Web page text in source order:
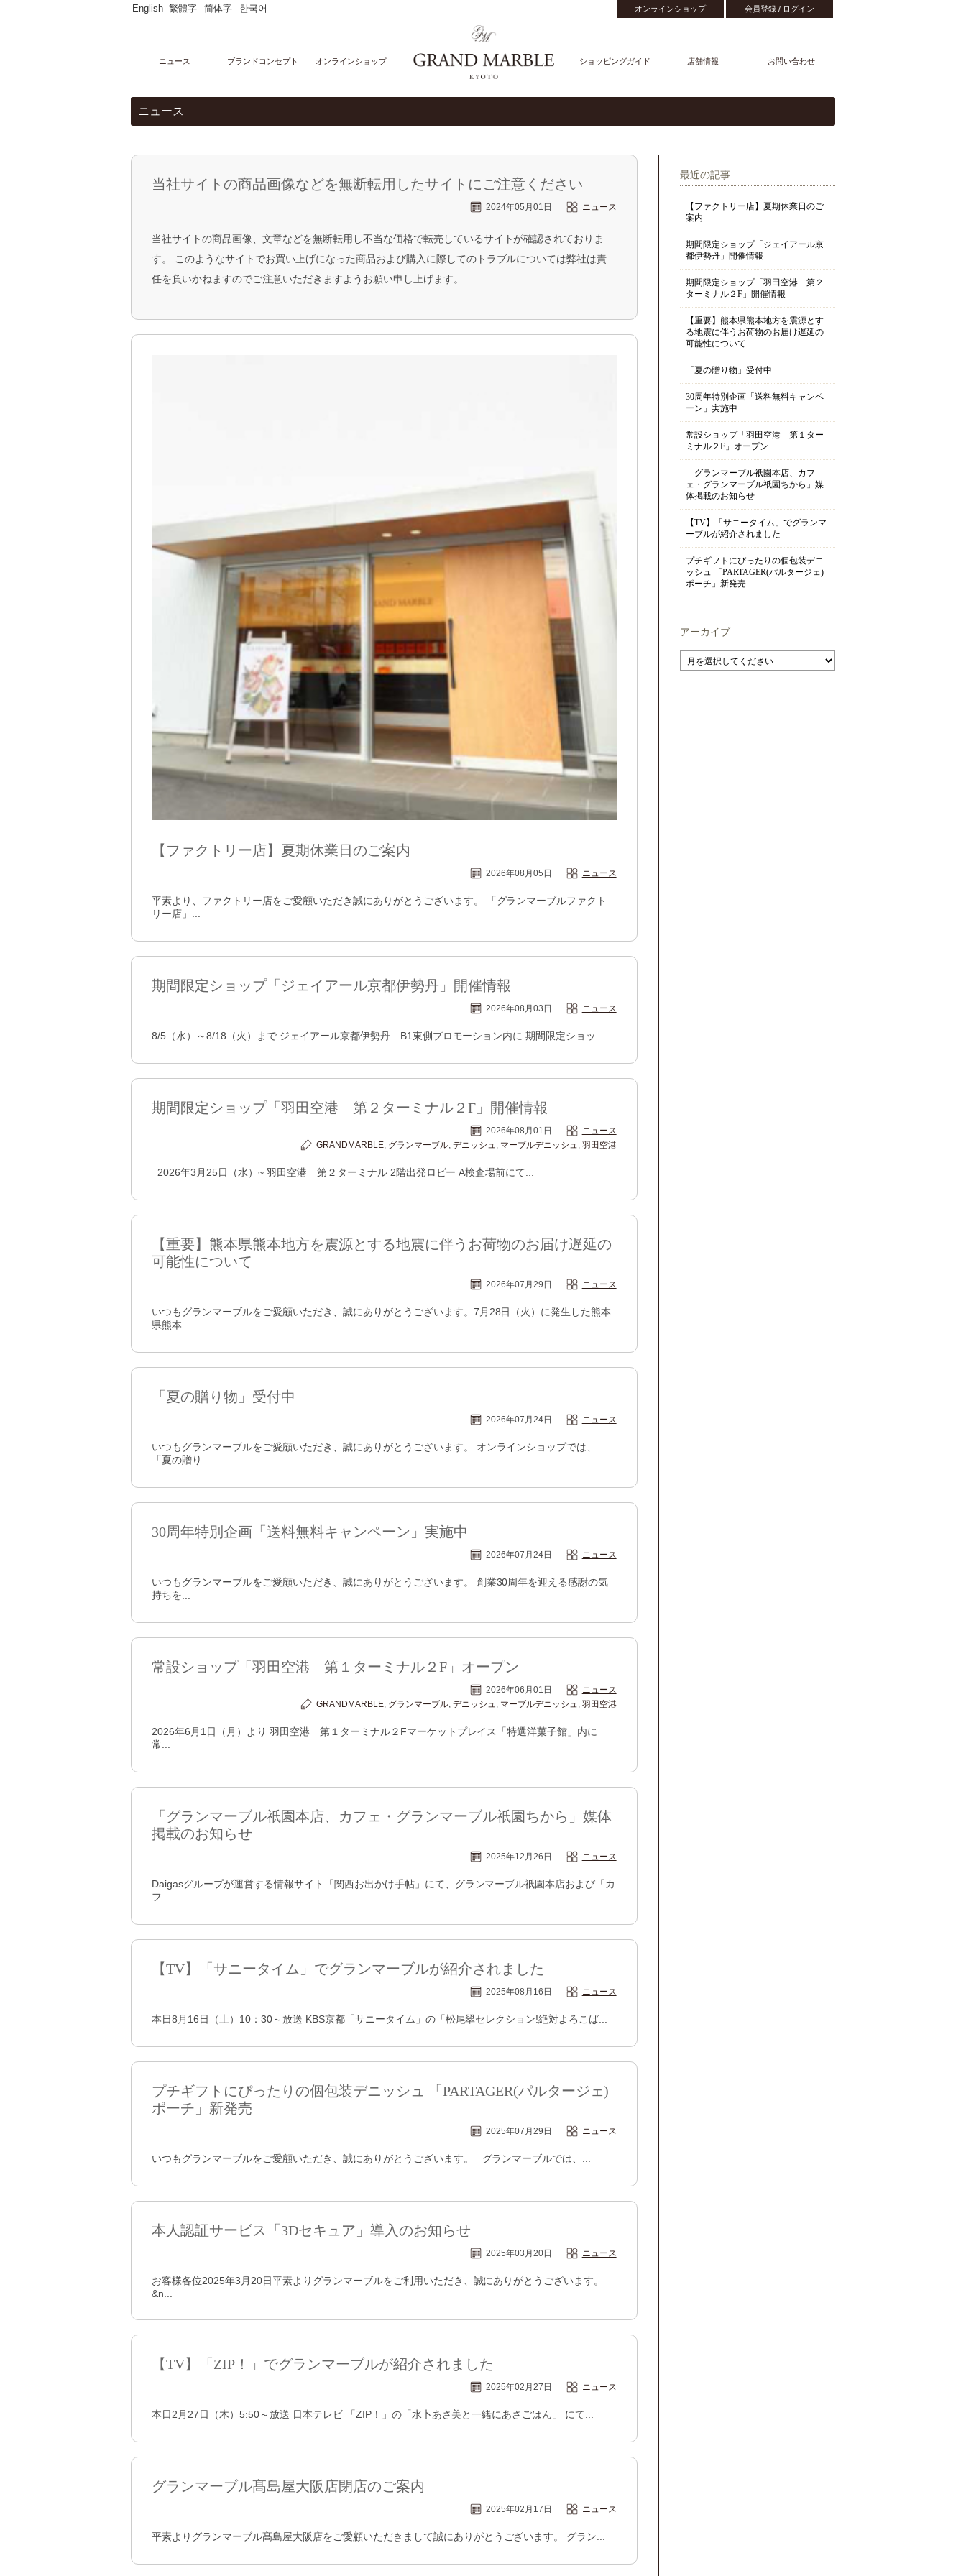
English 繁體字 简体字 한국어 オンラインショップ 会員登録 / ログイン
ニュース ブランドコンセプト オンラインショップ ショッピングガイド 店舗情報 お問い合わせ
オンラインストア
マーブルデニッシュ
マーブルデニッシュ２本３本セット
ギフトセレクション
ブライダルセレクション
ご購入サポート
ショッピングガイド
贈り物豆知識
店舗・ギャラリー
催事カレンダー
直営店のご案内
ニュース
最近の記事
【ファクトリー店】夏期休業日のご
案内
期間限定ショップ「ジェイアール京
都伊勢丹」開催情報
期間限定ショップ「羽田空港 第２
ターミナル２F」開催情報
【重要】熊本県熊本地方を震源とす
る地震に伴うお荷物のお届け遅延の
可能性について
「夏の贈り物」受付中
30周年特別企画「送料無料キャンペ
ーン」実施中
常設ショップ「羽田空港 第１ター
ミナル２F」オープン
「グランマーブル祇園本店、カフ
ェ・グランマーブル祇園ちから」媒
体掲載のお知らせ
【TV】「サニータイム」でグランマ
ーブルが紹介されました
プチギフトにぴったりの個包装デニ
ッシュ 「PARTAGER(パルタージェ)
ポーチ」新発売
アーカイブ
当社サイトの商品画像などを無断転用したサイトにご注意ください
2024年05月01日 ニュース
当社サイトの商品画像、文章などを無断転用し不当な価格で転売しているサイトが確認されておりま
す。 このようなサイトでお買い上げになった商品および購入に際してのトラブルについては弊社は責
任を負いかねますのでご注意いただきますようお願い申し上げます。
【ファクトリー店】夏期休業日のご案内
2026年08月05日 ニュース
平素より、ファクトリー店をご愛顧いただき誠にありがとうございます。 「グランマーブルファクト
リー店」...
期間限定ショップ「ジェイアール京都伊勢丹」開催情報
2026年08月03日 ニュース
8/5（水）～8/18（火）まで ジェイアール京都伊勢丹 B1東側プロモーション内に 期間限定ショッ...
期間限定ショップ「羽田空港 第２ターミナル２F」開催情報
2026年08月01日
ニュース
GRANDMARBLE グランマーブル, デニッシュ マーブルデニッシュ 羽田空港
2026年3月25日（水）~ 羽田空港 第２ターミナル 2階出発ロビー A検査場前にて...
【重要】熊本県熊本地方を震源とする地震に伴うお荷物のお届け遅延の
可能性について
2026年07月29日 ニュース
いつもグランマーブルをご愛顧いただき、誠にありがとうございます。7月28日（火）に発生した熊本
県熊本...
「夏の贈り物」受付中
2026年07月24日 ニュース
いつもグランマーブルをご愛顧いただき、誠にありがとうございます。 オンラインショップでは、
「夏の贈り...
30周年特別企画「送料無料キャンペーン」実施中
2026年07月24日 ニュース
いつもグランマーブルをご愛顧いただき、誠にありがとうございます。 創業30周年を迎える感謝の気
持ちを...
常設ショップ「羽田空港 第１ターミナル２F」オープン
2026年06月01日
ニュース
GRANDMARBLE グランマーブル, デニッシュ マーブルデニッシュ 羽田空港
2026年6月1日（月）より 羽田空港 第１ターミナル２Fマーケットプレイス「特選洋菓子館」内に
常...
「グランマーブル祇園本店、カフェ・グランマーブル祇園ちから」媒体
掲載のお知らせ
2025年12月26日 ニュース
Daigasグループが運営する情報サイト「関西お出かけ手帖」にて、グランマーブル祇園本店および「カ
フ...
【TV】「サニータイム」でグランマーブルが紹介されました
2025年08月16日 ニュース
本日8月16日（土）10：30～放送 KBS京都「サニータイム」の「松尾翠セレクション!絶対よろこば...
プチギフトにぴったりの個包装デニッシュ 「PARTAGER(パルタージェ)
ポーチ」新発売
2025年07月29日 ニュース
いつもグランマーブルをご愛顧いただき、誠にありがとうございます。 グランマーブルでは、...
本人認証サービス「3Dセキュア」導入のお知らせ
2025年03月20日 ニュース
お客様各位2025年3月20日平素よりグランマーブルをご利用いただき、誠にありがとうございます。
&n...
【TV】「ZIP！」でグランマーブルが紹介されました
2025年02月27日 ニュース
本日2月27日（木）5:50～放送 日本テレビ 「ZIP！」の「水卜あさ美と一緒にあさごはん」 にて...
グランマーブル髙島屋大阪店閉店のご案内
2025年02月17日 ニュース
平素よりグランマーブル髙島屋大阪店をご愛顧いただきまして誠にありがとうございます。 グラン...